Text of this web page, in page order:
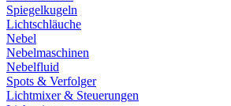
Spiegelkugeln
Lichtschläuche
Nebel
Nebelmaschinen
Nebelfluid
Spots & Verfolger
Lichtmixer & Steuerungen